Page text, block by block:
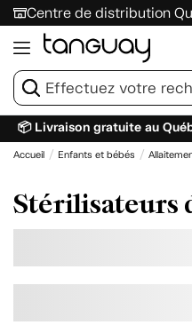
Centre de distribution
📦 Livraison gratuite au
Accueil Enfants et bébés
Stérilisateurs